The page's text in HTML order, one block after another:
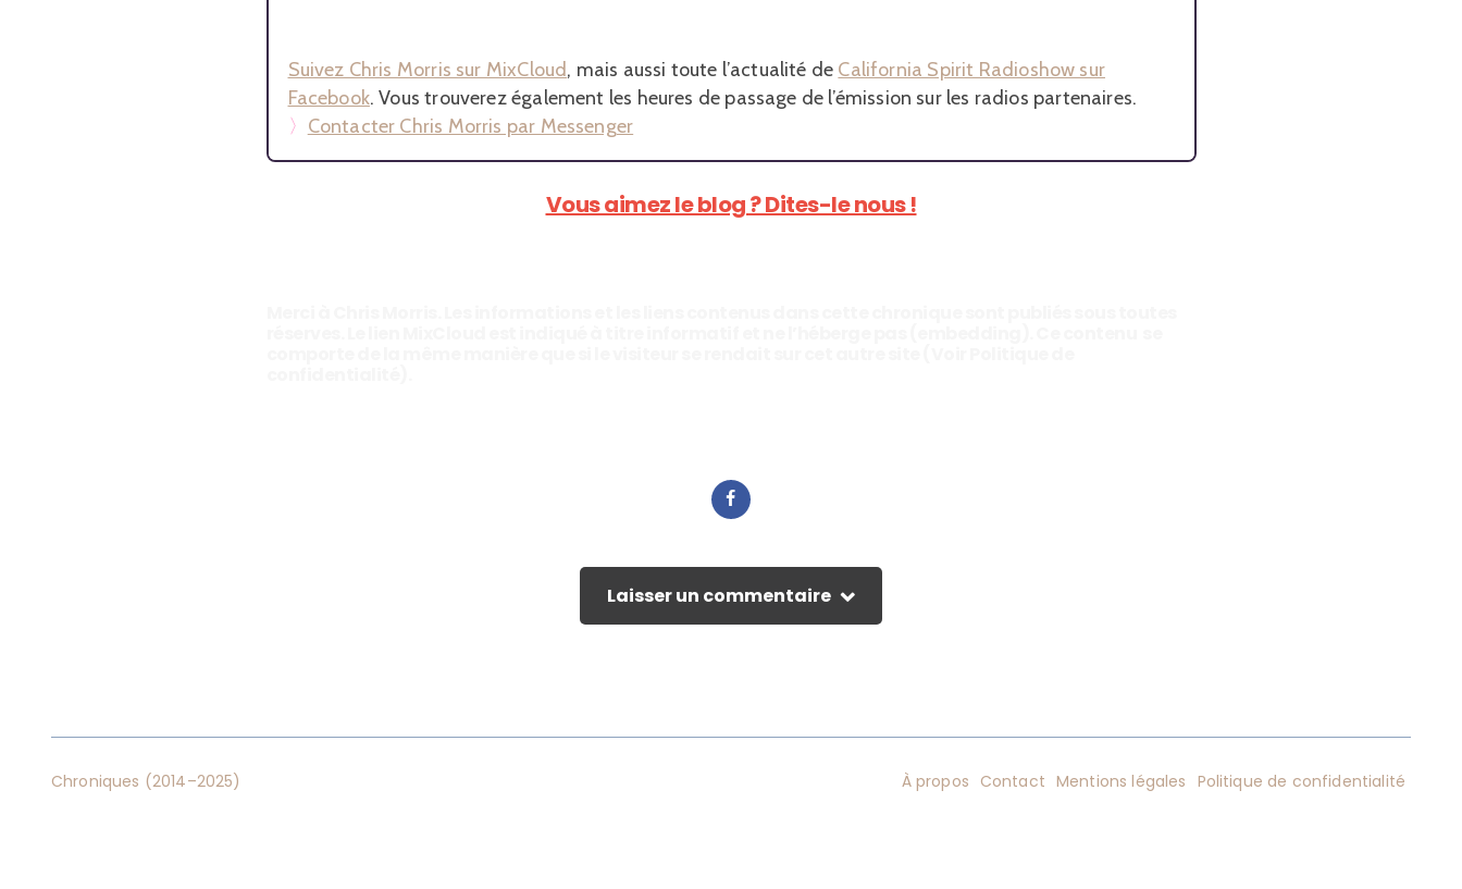
Suivez Chris Morris sur MixCloud, mais aussi toute l’actualité de California Spirit Radioshow sur
Facebook. Vous trouverez également les heures de passage de l’émission sur les radios partenaires.
〉 Contacter Chris Morris par Messenger
Vous aimez le blog ? Dites-le nous !
Laisser un commentaire
Chroniques (2014–2025) À propos Contact Mentions légales Politique de confidentialité